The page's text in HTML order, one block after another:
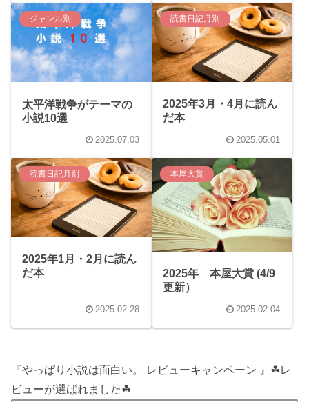
ジャンル別
太平洋戦争がテーマの
小説10選
2025.07.03
読書日記月別
2025年3月・4月に読ん
だ本
2025.05.01
読書日記月別
2025年1月・2月に読ん
だ本
2025.02.28
本屋大賞
2025年 本屋大賞 (4/9
更新）
2025.02.04
『やっぱり小説は面白い。 レビューキャンペーン 』☘レ
ビューが選ばれました☘